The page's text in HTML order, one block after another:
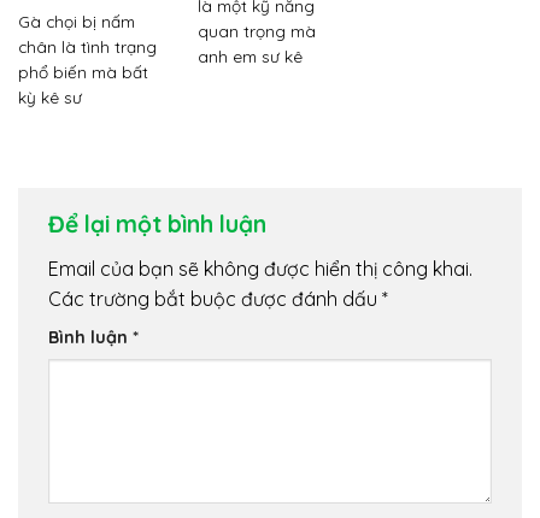
Gà chọi bị nấm
chân là tình trạng
phổ biến mà bất
kỳ kê sư
là một kỹ năng
quan trọng mà
anh em sư kê
Để lại một bình luận
Email của bạn sẽ không được hiển thị công khai.
Các trường bắt buộc được đánh dấu *
Bình luận *